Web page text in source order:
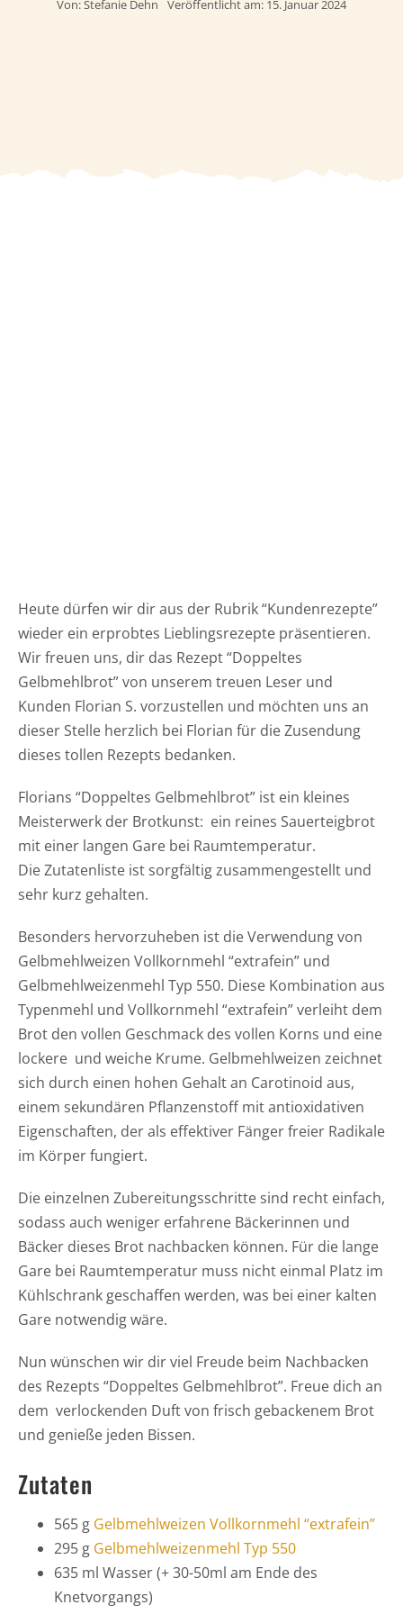
Häufig gestellte Fragen
Von:Stefanie Dehn Veröffentlicht am: 15. Januar 2024
Heute dürfen wir dir aus der Rubrik “Kundenrezepte”
wieder ein erprobtes Lieblingsrezepte präsentieren.
Wir freuen uns, dir das Rezept “Doppeltes
Gelbmehlbrot” von unserem treuen Leser und
Kunden Florian S. vorzustellen und möchten uns an
dieser Stelle herzlich bei Florian für die Zusendung
dieses tollen Rezepts bedanken.
Florians “Doppeltes Gelbmehlbrot” ist ein kleines
Meisterwerk der Brotkunst: ein reines Sauerteigbrot
mit einer langen Gare bei Raumtemperatur.
Die Zutatenliste ist sorgfältig zusammengestellt und
sehr kurz gehalten.
Besonders hervorzuheben ist die Verwendung von
Gelbmehlweizen Vollkornmehl “extrafein” und
Gelbmehlweizenmehl Typ 550. Diese Kombination aus
Typenmehl und Vollkornmehl “extrafein” verleiht dem
Brot den vollen Geschmack des vollen Korns und eine
lockere und weiche Krume. Gelbmehlweizen zeichnet
sich durch einen hohen Gehalt an Carotinoid aus,
einem sekundären Pflanzenstoff mit antioxidativen
Eigenschaften, der als effektiver Fänger freier Radikale
im Körper fungiert.
Die einzelnen Zubereitungsschritte sind recht einfach,
sodass auch weniger erfahrene Bäckerinnen und
Bäcker dieses Brot nachbacken können. Für die lange
Gare bei Raumtemperatur muss nicht einmal Platz im
Kühlschrank geschaffen werden, was bei einer kalten
Gare notwendig wäre.
Nun wünschen wir dir viel Freude beim Nachbacken
des Rezepts “Doppeltes Gelbmehlbrot”. Freue dich an
dem verlockenden Duft von frisch gebackenem Brot
und genieße jeden Bissen.
Zutaten
565 g Gelbmehlweizen Vollkornmehl “extrafein”
295 g Gelbmehlweizenmehl Typ 550
635 ml Wasser (+ 30-50ml am Ende des
Knetvorgangs)